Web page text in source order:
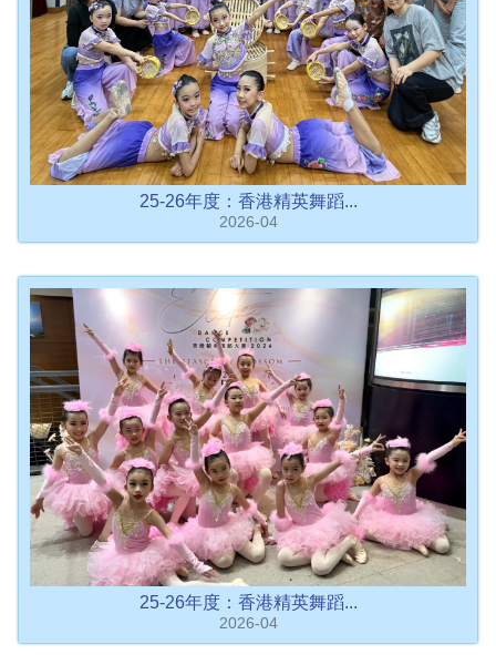
25-26年度：香港精英舞蹈...
2026-04
25-26年度：香港精英舞蹈...
2026-04